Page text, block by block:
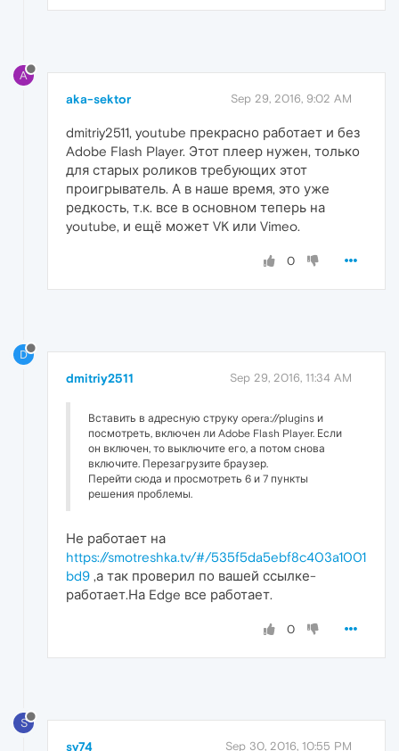
A
aka-sektor Sep 29, 2016, 9:02 AM
dmitriy2511, youtube прекрасно работает и без
Adobe Flash Player. Этот плеер нужен, только
для старых роликов требующих этот
проигрыватель. А в наше время, это уже
редкость, т.к. все в основном теперь на
youtube, и ещё может VK или Vimeo.
0
D
dmitriy2511 Sep 29, 2016, 11:34 AM
Вставить в адресную струку opera://plugins и
посмотреть, включен ли Adobe Flash Player. Если
он включен, то выключите его, а потом снова
включите. Перезагрузите браузер.
Перейти сюда и просмотреть 6 и 7 пункты
решения проблемы.
Не работает на
https://smotreshka.tv/#/535f5da5ebf8c403a1001
bd9 ,а так проверил по вашей ссылке-
работает.На Edge все работает.
0
S
sv74 Sep 30, 2016, 10:55 PM